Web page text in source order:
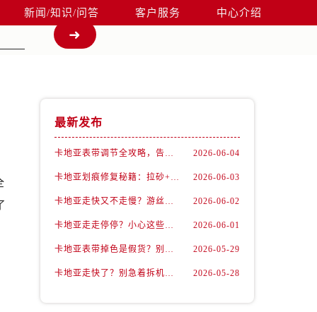
新闻/知识/问答 客户服务 中心介绍
最新发布
卡地亚表带调节全攻略，告别过短烦恼 2026-06-04
卡地亚划痕修复秘籍：拉砂+抛光双工艺还原如新 2026-06-03
卡地亚走快又不走慢？游丝问题你了解多少？ 2026-06-02
卡地亚走走停停？小心这些隐藏杀手 2026-06-01
卡地亚表带掉色是假货？别急，可能是这些日常习惯惹的祸 2026-05-29
卡地亚走快了？别急着拆机，先做这一步 2026-05-28